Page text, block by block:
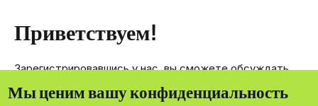
Приветствуем!
Зарегистрировавшись у нас, вы сможете обсуждать,
членам нашего сообщества.
Мы ценим вашу конфиденциальность